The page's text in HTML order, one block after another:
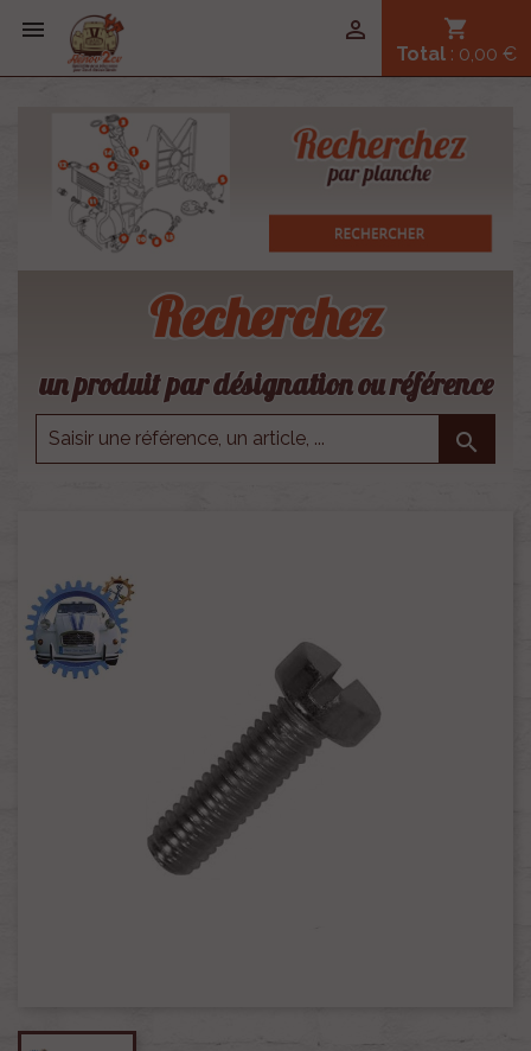
 shopping_cart
Total : 0,00 €

Recherchez
un produit par désignation ou référence
